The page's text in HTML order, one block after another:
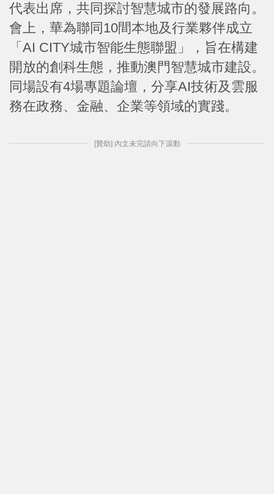
代表出席，共同探討智慧城市的發展路向。
會上，華為聯同10間本地及行業夥伴成立
「AI CITY城市智能生態聯盟」，旨在構建
開放的創科生態，推動澳門智慧城市建設。
同場設有4場專題論壇，分享AI技術及雲服
務在政務、金融、企業等領域的實踐。
[贊助] 內文未完請向下滾動